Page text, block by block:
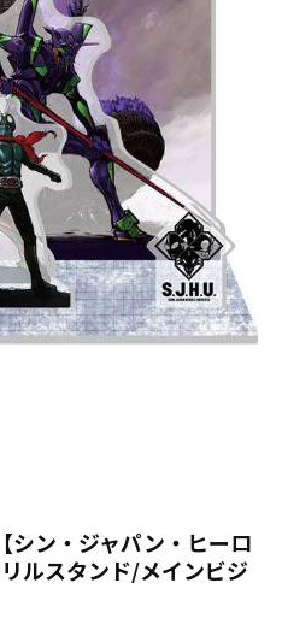
シン・ジャパン・ヒーロ
ルスタンド/メインビジ